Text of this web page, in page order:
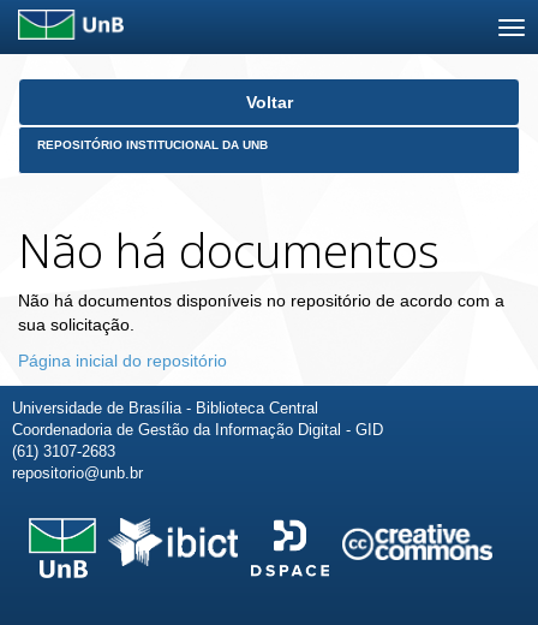
Skip
Voltar
REPOSITÓRIO INSTITUCIONAL DA UNB
Não há documentos
Não há documentos disponíveis no repositório de acordo com a
sua solicitação.
Página inicial do repositório
Universidade de Brasília - Biblioteca Central
Coordenadoria de Gestão da Informação Digital - GID
(61) 3107-2683
repositorio@unb.br